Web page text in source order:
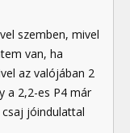
szemben, mivel
van, ha
az valójában 2
a 2,2-es P4 már
csaj jóindulattal